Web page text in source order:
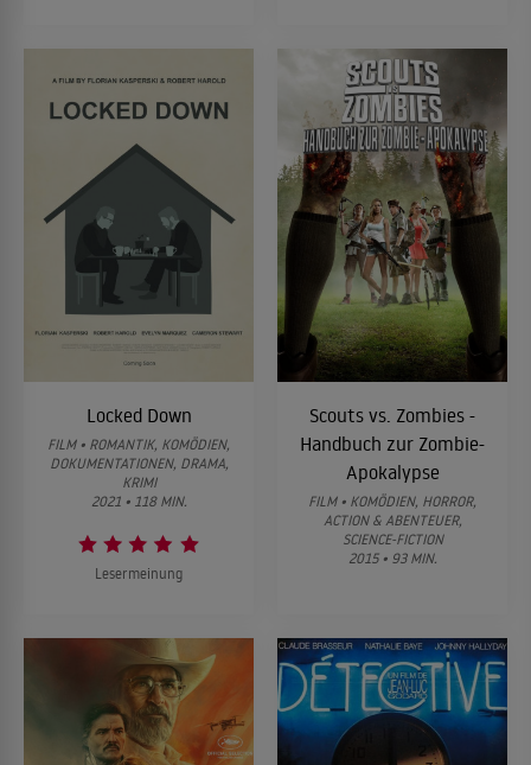
Locked Down
FILM • ROMANTIK, KOMÖDIEN,
DOKUMENTATIONEN, DRAMA,
KRIMI
2021 • 118 MIN.
Lesermeinung
Scouts vs. Zombies -
Handbuch zur Zombie-
Apokalypse
FILM • KOMÖDIEN, HORROR,
ACTION & ABENTEUER,
SCIENCE-FICTION
2015 • 93 MIN.